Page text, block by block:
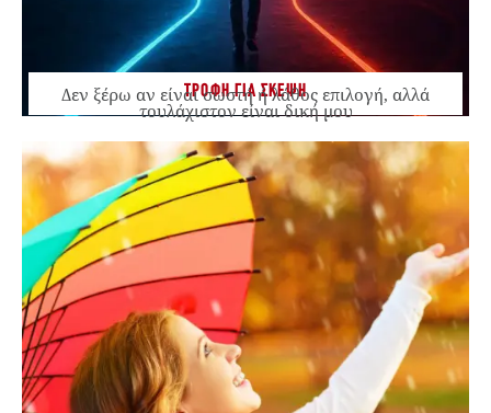
ΤΡΟΦΗ ΓΙΑ ΣΚΕΨΗ
Δεν ξέρω αν είναι σωστή ή λάθος επιλογή, αλλά
τουλάχιστον είναι δική μου